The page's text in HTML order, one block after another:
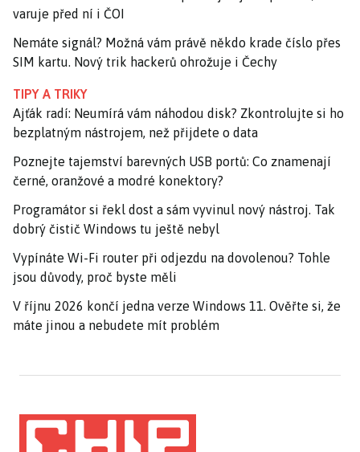
varuje před ní i ČOI
Nemáte signál? Možná vám právě někdo krade číslo přes
SIM kartu. Nový trik hackerů ohrožuje i Čechy
TIPY A TRIKY
Ajťák radí: Neumírá vám náhodou disk? Zkontrolujte si ho
bezplatným nástrojem, než přijdete o data
Poznejte tajemství barevných USB portů: Co znamenají
černé, oranžové a modré konektory?
Programátor si řekl dost a sám vyvinul nový nástroj. Tak
dobrý čistič Windows tu ještě nebyl
Vypínáte Wi-Fi router při odjezdu na dovolenou? Tohle
jsou důvody, proč byste měli
V říjnu 2026 končí jedna verze Windows 11. Ověřte si, že
máte jinou a nebudete mít problém